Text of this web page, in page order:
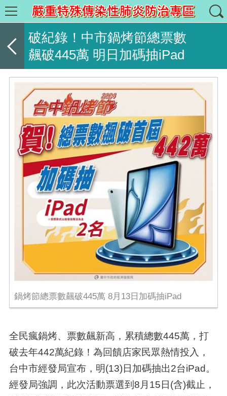
破紀錄！中市鍋烤節總票數
飆破445萬 明日加碼抽iPad
鍋烤節總票數飆破445萬 8月13日加碼抽iPad
全民瘋鍋烤、票數飆新高，累積總數445萬，打
破去年442萬紀錄！為回饋店家民眾熱情投入，
台中市經發局宣布，明(13)日加碼抽出2台iPad。
經發局強調，此次活動票選到8月15日(含)截止，